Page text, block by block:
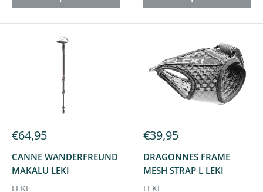
€64,95
CANNE WANDERFREUND
MAKALU LEKI
LEKI
€39,95
DRAGONNES FRAME
MESH STRAP L LEKI
LEKI